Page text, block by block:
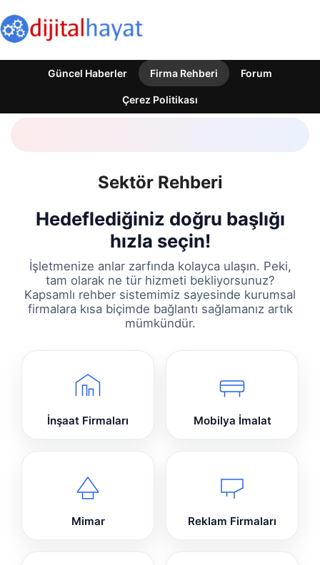
Güncel Haberler Firma Rehberi Forum
Çerez Politikası
Sektör Rehberi
Hedeflediğiniz doğru başlığı
hızla seçin!
İşletmenize anlar zarfında kolayca ulaşın. Peki,
tam olarak ne tür hizmeti bekliyorsunuz?
Kapsamlı rehber sistemimiz sayesinde kurumsal
firmalara kısa biçimde bağlantı sağlamanız artık
mümkündür.
İnşaat Firmaları Mobilya İmalat
Mimar Reklam Firmaları